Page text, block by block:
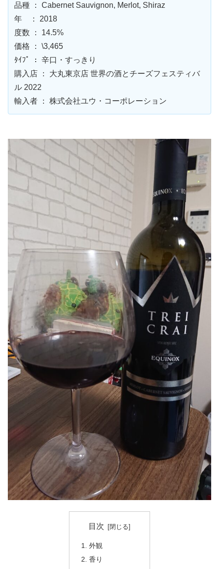
品種 ： Cabernet Sauvignon, Merlot, Shiraz
年 ： 2018
度数 ： 14.5%
価格 ： \3,465
ﾀｲﾌﾟ ： 辛口・すっきり
購入店 ： 大丸東京店 世界の酒とチーズフェスティバ
ル 2022
輸入者 ： 株式会社ユウ・コーポレーション
目次
外観
香り